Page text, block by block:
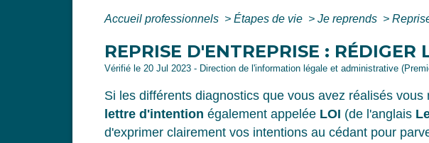
Accueil professionnels > Étapes de vie > Je reprends >
REPRISE D'ENTREPRISE :
Vérifié le 20 Jul 2023 - Direction de l'information légale et administrative
Si les différents diagnostics que vous avez réalisés
lettre d'intention également appelée LOI (de l'anglais
d'exprimer clairement vos intentions au cédant pour